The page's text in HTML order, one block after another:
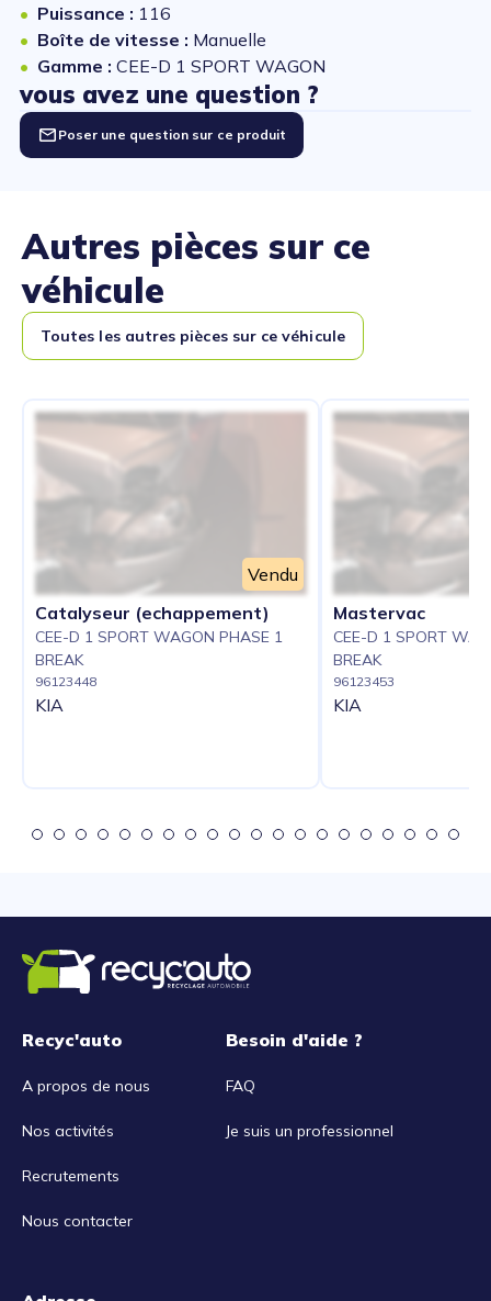
Puissance : 116
Boîte de vitesse : Manuelle
Gamme : CEE-D 1 SPORT WAGON
vous avez une question ?
Poser une question sur ce produit
Autres pièces sur ce
véhicule
Toutes les autres pièces sur ce véhicule
Vendu
Catalyseur (echappement)
CEE-D 1 SPORT WAGON PHASE 1
BREAK
96123448
KIA
Mastervac
CEE-D 1 SPORT
BREAK
96123453
KIA
Recyc'auto
A propos de nous
Nos activités
Recrutements
Nous contacter
Besoin d'aide ?
FAQ
Je suis un professionnel